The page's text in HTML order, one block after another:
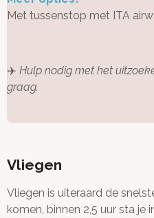
Met tussenstop met ITA
✈️ Hulp nodig met het
graag.
Vliegen
Vliegen is uiteraard de
komen, binnen 2,5 uur sta je